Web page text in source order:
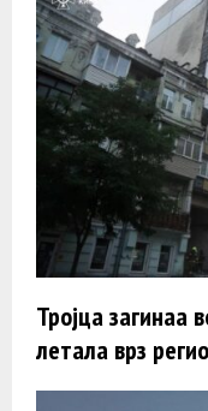
Тројца загинаa
летала врз